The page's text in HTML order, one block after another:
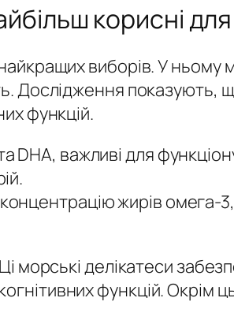
корисні
виборів. У ньому
Дослідження
функцій.
DHA, важливі для
жирів
морські делікатеси
функцій. Окрім